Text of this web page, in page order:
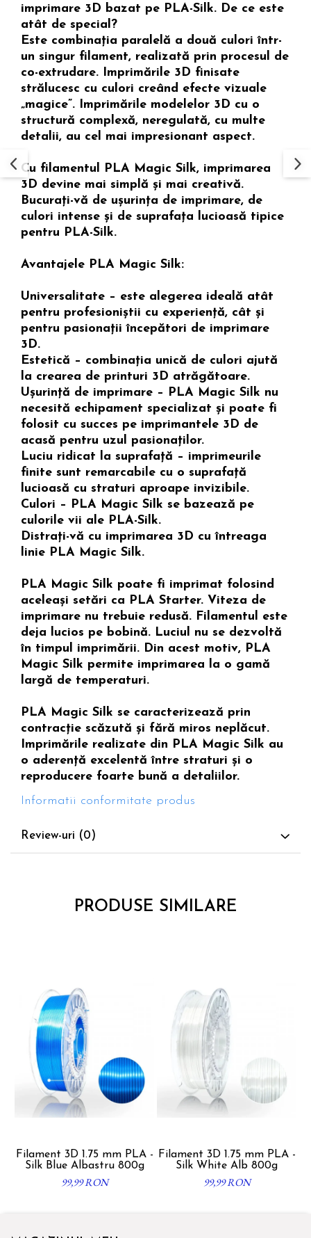
imprimare 3D bazat pe PLA-Silk. De ce este
atât de special?
Este combinația paralelă a două culori într-
un singur filament, realizată prin procesul de
co-extrudare. Imprimările 3D finisate
strălucesc cu culori creând efecte vizuale
„magice”. Imprimările modelelor 3D cu o
structură complexă, neregulată, cu multe
detalii, au cel mai impresionant aspect.
Cu filamentul PLA Magic Silk, imprimarea
3D devine mai simplă și mai creativă.
Bucurați-vă de ușurința de imprimare, de
culori intense și de suprafața lucioasă tipice
pentru PLA-Silk.
Avantajele PLA Magic Silk:
Universalitate – este alegerea ideală atât
pentru profesioniștii cu experiență, cât și
pentru pasionații începători de imprimare
3D.
Estetică – combinația unică de culori ajută
la crearea de printuri 3D atrăgătoare.
Ușurință de imprimare – PLA Magic Silk nu
necesită echipament specializat și poate fi
folosit cu succes pe imprimantele 3D de
acasă pentru uzul pasionaților.
Luciu ridicat la suprafață – imprimeurile
finite sunt remarcabile cu o suprafață
lucioasă cu straturi aproape invizibile.
Culori – PLA Magic Silk se bazează pe
culorile vii ale PLA-Silk.
Distrați-vă cu imprimarea 3D cu întreaga
linie PLA Magic Silk.
PLA Magic Silk poate fi imprimat folosind
aceleași setări ca PLA Starter. Viteza de
imprimare nu trebuie redusă. Filamentul este
deja lucios pe bobină. Luciul nu se dezvoltă
în timpul imprimării. Din acest motiv, PLA
Magic Silk permite imprimarea la o gamă
largă de temperaturi.
PLA Magic Silk se caracterizează prin
contracție scăzută și fără miros neplăcut.
Imprimările realizate din PLA Magic Silk au
o aderență excelentă între straturi și o
reproducere foarte bună a detaliilor.
Informatii conformitate produs
Review-uri (0)
PRODUSE SIMILARE
Filament 3D 1.75 mm PLA -
Silk Blue Albastru 800g
99,99 RON
Filament 3D 1.75 mm PLA -
Silk White Alb 800g
99,99 RON